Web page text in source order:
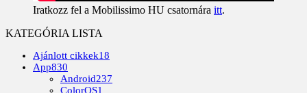
Iratkozz fel a Mobilissimo HU csatornára itt.
KATEGÓRIA LISTA
Ajánlott cikkek18
App830
Android237
ColorOS1